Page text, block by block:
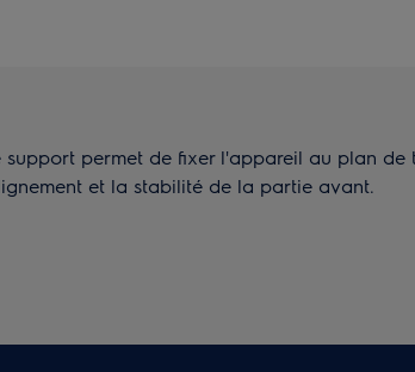
support permet de fixer l'appareil au plan de
et la stabilité de la partie avant.